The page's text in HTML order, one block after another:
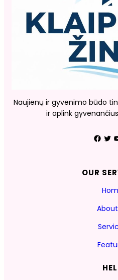
Naujienų ir gyvenimo būdo
ir aplink
Facebook Twitter YouTube
OUR